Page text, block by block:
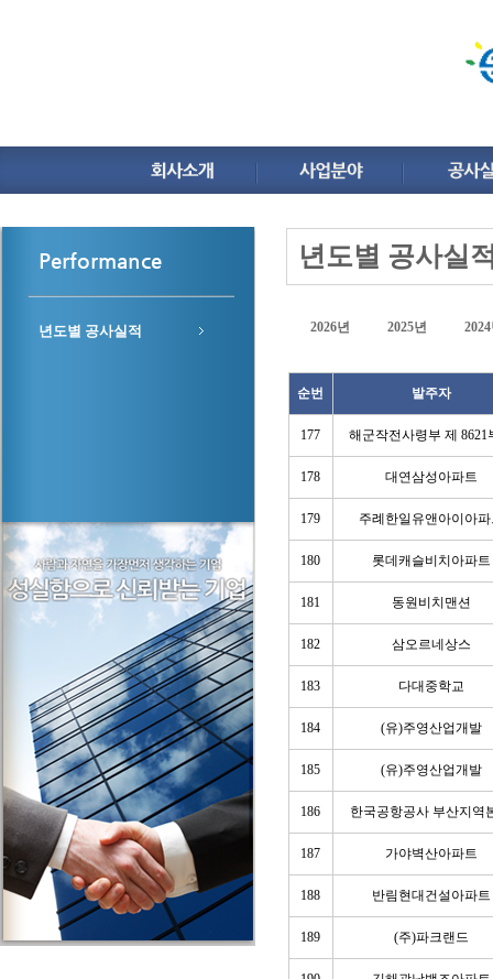
Performance
년도별 공사실적
년도별 공사실
2026년 2025년
순번 발주자
177 해군작전사령부 제 8621
178 대연삼성아파트
179 주례한일유앤아이아
180 롯데캐슬비치아파트
181 동원비치맨션
182 삼오르네상스
183 다대중학교
184 (유)주영산업개발
185 (유)주영산업개발
186 한국공항공사 부산지역
187 가야벽산아파트
188 반림현대건설아파트
189 (주)파크랜드